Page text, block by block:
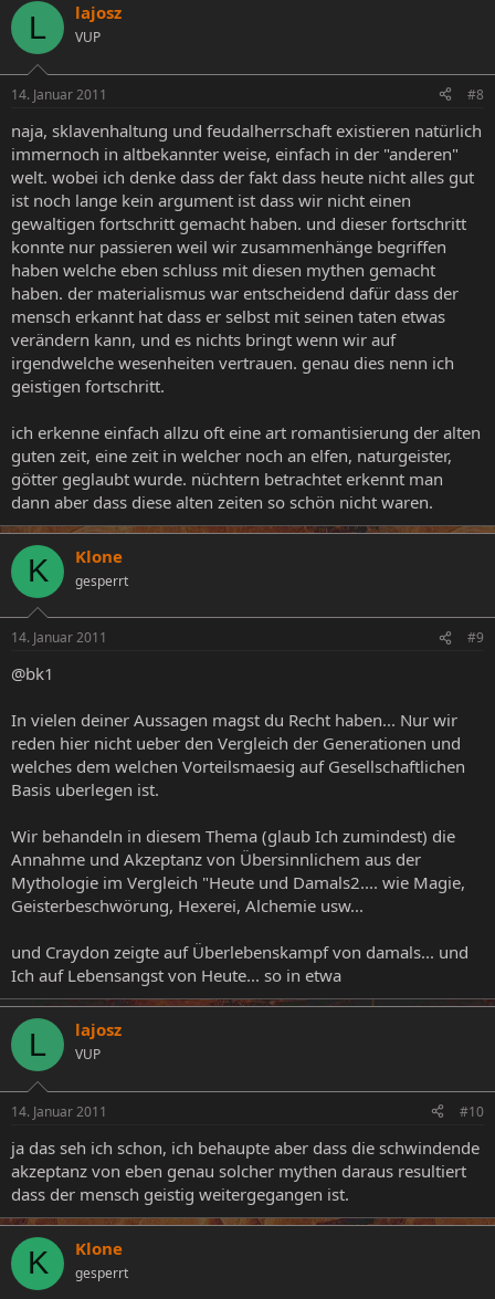
L lajosz
VUP
14. Januar 2011 #8
naja, sklavenhaltung und feudalherrschaft existieren natürlich
immernoch in altbekannter weise, einfach in der "anderen"
welt. wobei ich denke dass der fakt dass heute nicht alles gut
ist noch lange kein argument ist dass wir nicht einen
gewaltigen fortschritt gemacht haben. und dieser fortschritt
konnte nur passieren weil wir zusammenhänge begriffen
haben welche eben schluss mit diesen mythen gemacht
haben. der materialismus war entscheidend dafür dass der
mensch erkannt hat dass er selbst mit seinen taten etwas
verändern kann, und es nichts bringt wenn wir auf
irgendwelche wesenheiten vertrauen. genau dies nenn ich
geistigen fortschritt.
ich erkenne einfach allzu oft eine art romantisierung der alten
guten zeit, eine zeit in welcher noch an elfen, naturgeister,
götter geglaubt wurde. nüchtern betrachtet erkennt man
dann aber dass diese alten zeiten so schön nicht waren.
K Klone
gesperrt
14. Januar 2011 #9
@bk1
In vielen deiner Aussagen magst du Recht haben... Nur wir
reden hier nicht ueber den Vergleich der Generationen und
welches dem welchen Vorteilsmaesig auf Gesellschaftlichen
Basis uberlegen ist.
Wir behandeln in diesem Thema (glaub Ich zumindest) die
Annahme und Akzeptanz von Übersinnlichem aus der
Mythologie im Vergleich "Heute und Damals2.... wie Magie,
Geisterbeschwörung, Hexerei, Alchemie usw...
und Craydon zeigte auf Überlebenskampf von damals... und
Ich auf Lebensangst von Heute... so in etwa
L lajosz
VUP
14. Januar 2011 #10
ja das seh ich schon, ich behaupte aber dass die schwindende
akzeptanz von eben genau solcher mythen daraus resultiert
dass der mensch geistig weitergegangen ist.
K Klone
gesperrt